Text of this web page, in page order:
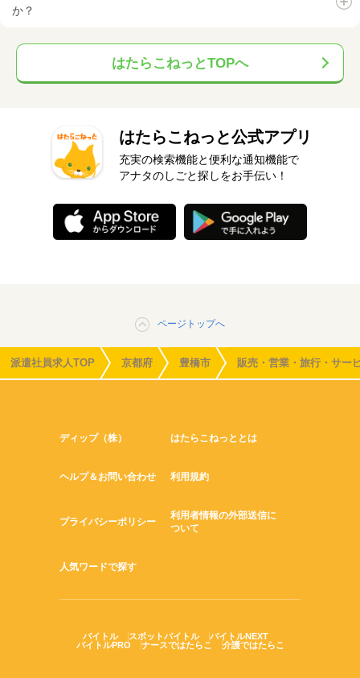
か？
はたらこねっとTOPへ
はたらこねっと公式アプリ
充実の検索機能と便利な通知機能で
アナタのしごと探しをお手伝い！
ページトップへ
派遣社員求人TOP 京都府 豊橋市 販売・営業・旅行・サー
ディップ（株） はたらこねっととは
ヘルプ＆お問い合わせ 利用規約
プライバシーポリシー
利用者情報の外部送信に
ついて
人気ワードで探す
バイトル スポットバイトル
バイトルNEXT
バイトルPRO
ナースではたらこ 介護ではたらこ